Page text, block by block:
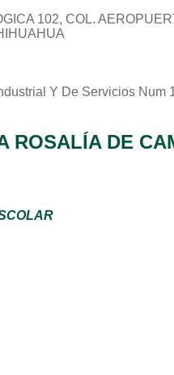
102, COL.
Y De Servicios Num
ROSALÍA DE